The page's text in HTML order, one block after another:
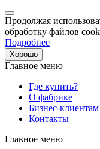
Продолжая
обработку файлов
Подробнее
Хорошо
Главное меню
Где купить?
О фабрике
Бизнес-клиентам
Контакты
Главное меню